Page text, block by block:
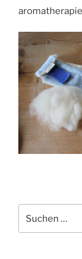
nach: